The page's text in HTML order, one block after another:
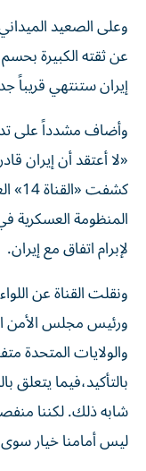
وعلى الصعيد
عن ثقته الكبيرة
إيران ستنتهي قريباً
وأضاف مشدداً على
«لا أعتقد أن إيران
المنظومة العسكرية
لإبرام اتفاق مع إيران.
ونقلت القناة عن
ورئيس مجلس الأمن
والولايات المتحدة
بالتأكيد،فيما يتعلق
شابه ذلك. لكننا
ليس أمامنا خيار